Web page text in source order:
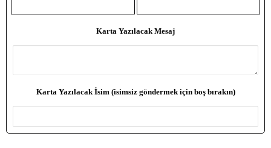
Karta Yazılacak Mesaj
Karta Yazılacak İsim (isimsiz göndermek için boş bırakın)